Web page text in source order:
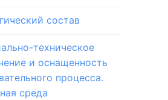
состав
техническое
и оснащенность
процесса.
среда